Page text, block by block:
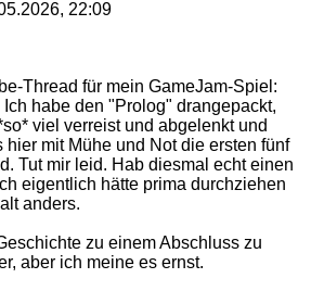
22:09
Thread für mein GameJam-Spiel:
Ich habe den "Prolog" drangepackt,
viel verreist und abgelenkt und
hier mit Mühe und Not die ersten fünf
Tut mir leid. Hab diesmal echt einen
eigentlich hätte prima durchziehen
anders.
zu einem Abschluss zu
aber ich meine es ernst.